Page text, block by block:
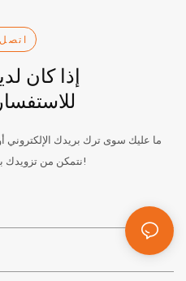
اتصل
إذا كان
ما عليك سوى ترك بريدك الإلكتروني
نتمكن من تزويدك بمزيد من الخدمات!